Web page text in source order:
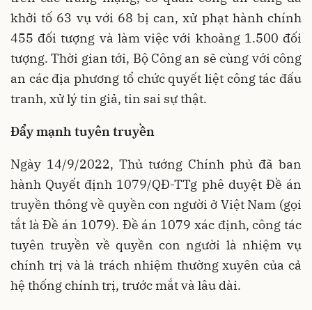
khởi tố 63 vụ với 68 bị can, xử phạt hành chính
455 đối tượng và làm việc với khoảng 1.500 đối
tượng. Thời gian tới, Bộ Công an sẽ cùng với công
an các địa phương tổ chức quyết liệt công tác đấu
tranh, xử lý tin giả, tin sai sự thật.
Đẩy mạnh tuyên truyền
Ngày 14/9/2022, Thủ tướng Chính phủ đã ban
hành Quyết định 1079/QĐ-TTg phê duyệt Đề án
truyền thông về quyền con người ở Việt Nam (gọi
tắt là Đề án 1079). Đề án 1079 xác định, công tác
tuyên truyền về quyền con người là nhiệm vụ
chính trị và là trách nhiệm thường xuyên của cả
hệ thống chính trị, trước mắt và lâu dài.